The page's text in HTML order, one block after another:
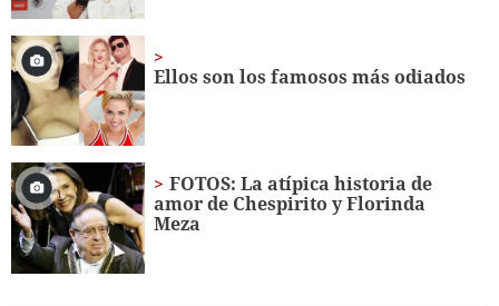
Ellos son los famosos más odiados
FOTOS: La atípica historia de
amor de Chespirito y Florinda
Meza